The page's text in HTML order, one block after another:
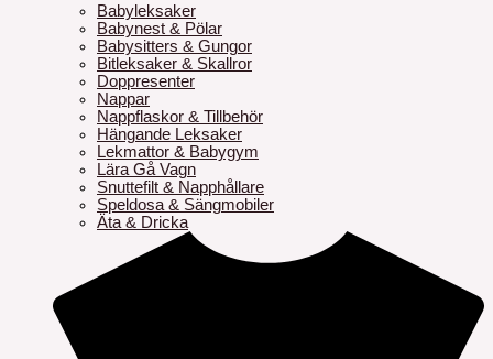
Babyleksaker
Babynest & Pölar
Babysitters & Gungor
Bitleksaker & Skallror
Doppresenter
Nappar
Nappflaskor & Tillbehör
Hängande Leksaker
Lekmattor & Babygym
Lära Gå Vagn
Snuttefilt & Napphållare
Speldosa & Sängmobiler
Äta & Dricka